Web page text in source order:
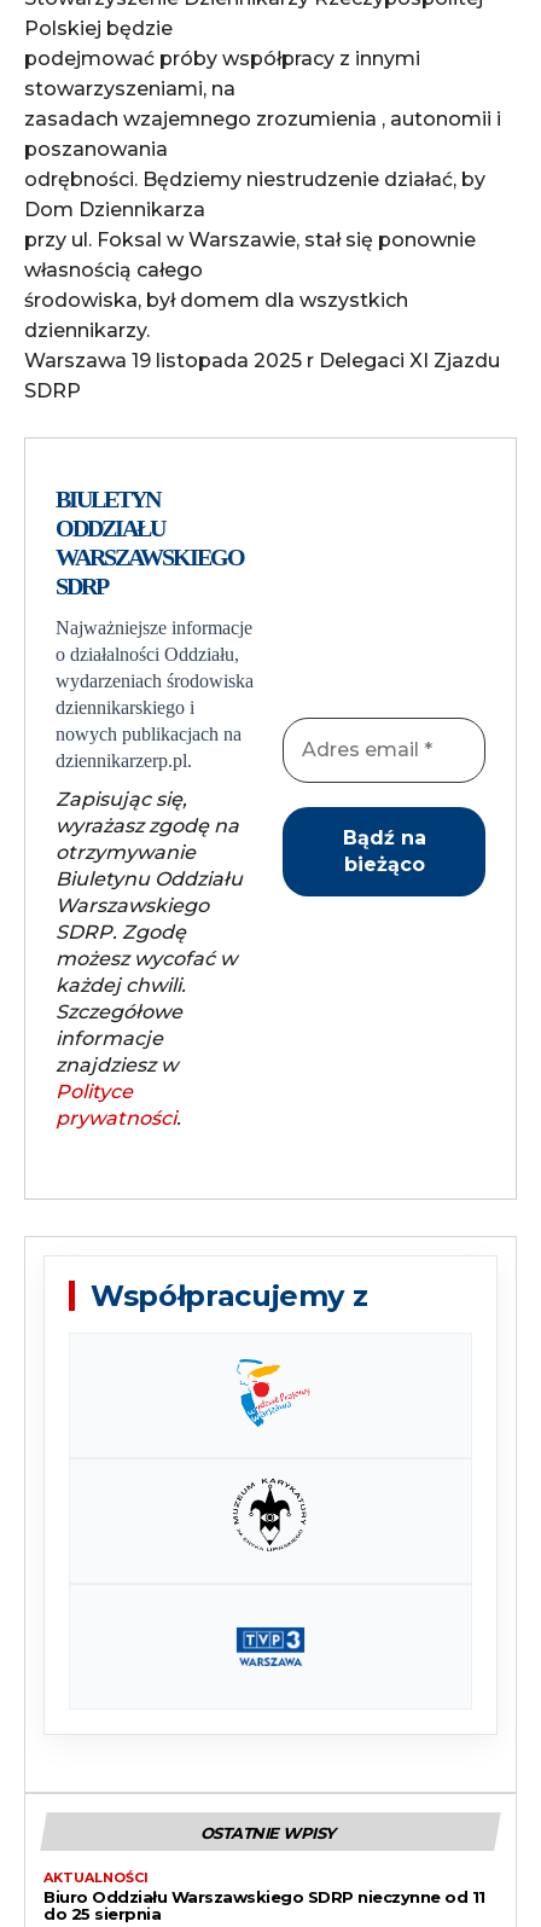
Polskiej będzie
podejmować próby współpracy z innymi
stowarzyszeniami, na
zasadach wzajemnego zrozumienia , autonomii i
poszanowania
odrębności. Będziemy niestrudzenie działać, by
Dom Dziennikarza
przy ul. Foksal w Warszawie, stał się ponownie
własnością całego
środowiska, był domem dla wszystkich
dziennikarzy.
Warszawa 19 listopada 2025 r Delegaci XI Zjazdu
SDRP
BIULETYN
ODDZIAŁU
WARSZAWSKIEGO
SDRP
Najważniejsze informacje
o działalności Oddziału,
wydarzeniach środowiska
dziennikarskiego i
nowych publikacjach na
dziennikarzerp.pl.
Zapisując się,
wyrażasz zgodę na
otrzymywanie
Biuletynu Oddziału
Warszawskiego
SDRP. Zgodę
możesz wycofać w
każdej chwili.
Szczegółowe
informacje
znajdziesz w
Polityce
prywatności.
Współpracujemy z
OSTATNIE WPISY
AKTUALNOŚCI
Biuro Oddziału Warszawskiego SDRP nieczynne od 11
do 25 sierpnia